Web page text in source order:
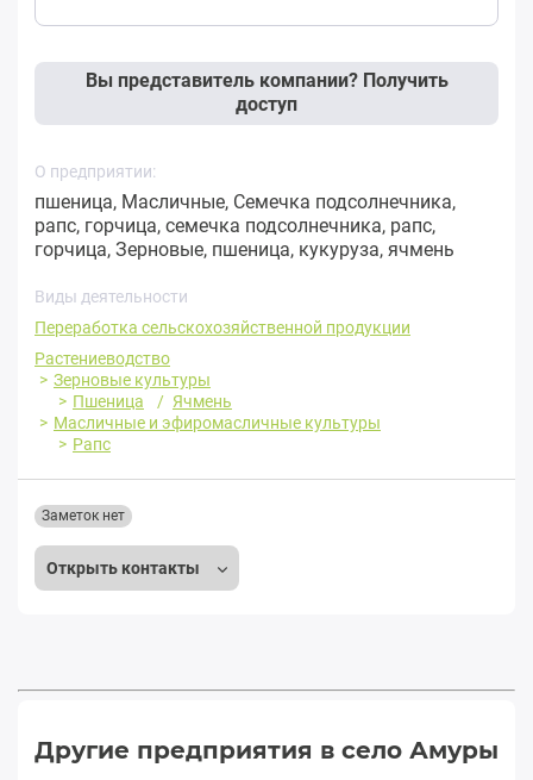
Вы представитель компании? Получить
доступ
О предприятии:
пшеница, Масличные, Семечка подсолнечника,
рапс, горчица, семечка подсолнечника, рапс,
горчица, Зерновые, пшеница, кукуруза, ячмень
Виды деятельности
Переработка сельскохозяйственной продукции
Растениеводство
Зерновые культуры
Пшеница
Ячмень
Масличные и эфиромасличные культуры
Рапс
Открыть контакты
Заметок нет
Другие предприятия в село Амуры